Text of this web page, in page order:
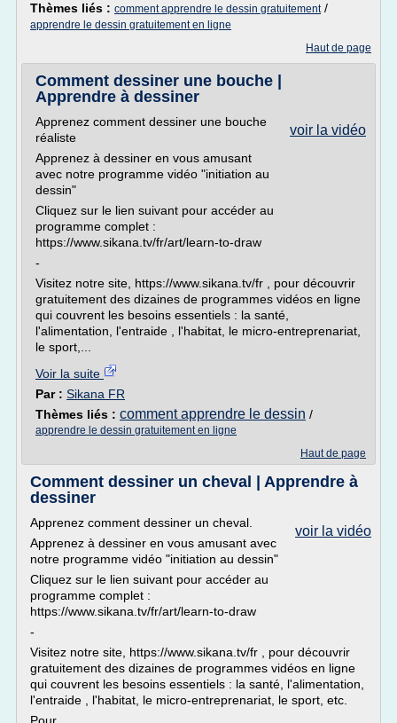
Thèmes liés : comment apprendre le dessin gratuitement/
apprendre le dessin gratuitement en ligne
Haut de page
Comment dessiner une bouche |
Apprendre à dessiner
voir la vidéo
Apprenez comment dessiner une bouche
réaliste
Apprenez à dessiner en vous amusant
avec notre programme vidéo "initiation au
dessin"
Cliquez sur le lien suivant pour accéder au
programme complet :
https://www.sikana.tv/fr/art/learn-to-draw
-
Visitez notre site, https://www.sikana.tv/fr , pour découvrir
gratuitement des dizaines de programmes vidéos en ligne
qui couvrent les besoins essentiels : la santé,
l'alimentation, l'entraide , l'habitat, le micro-entreprenariat,
le sport,...
Voir la suite
Par : Sikana FR
Thèmes liés : comment apprendre le dessin /
apprendre le dessin gratuitement en ligne
Haut de page
Comment dessiner un cheval | Apprendre à
dessiner
voir la vidéo
Apprenez comment dessiner un cheval.
Apprenez à dessiner en vous amusant avec
notre programme vidéo "initiation au dessin"
Cliquez sur le lien suivant pour accéder au
programme complet :
https://www.sikana.tv/fr/art/learn-to-draw
-
Visitez notre site, https://www.sikana.tv/fr , pour découvrir
gratuitement des dizaines de programmes vidéos en ligne
qui couvrent les besoins essentiels : la santé, l'alimentation,
l'entraide , l'habitat, le micro-entreprenariat, le sport, etc.